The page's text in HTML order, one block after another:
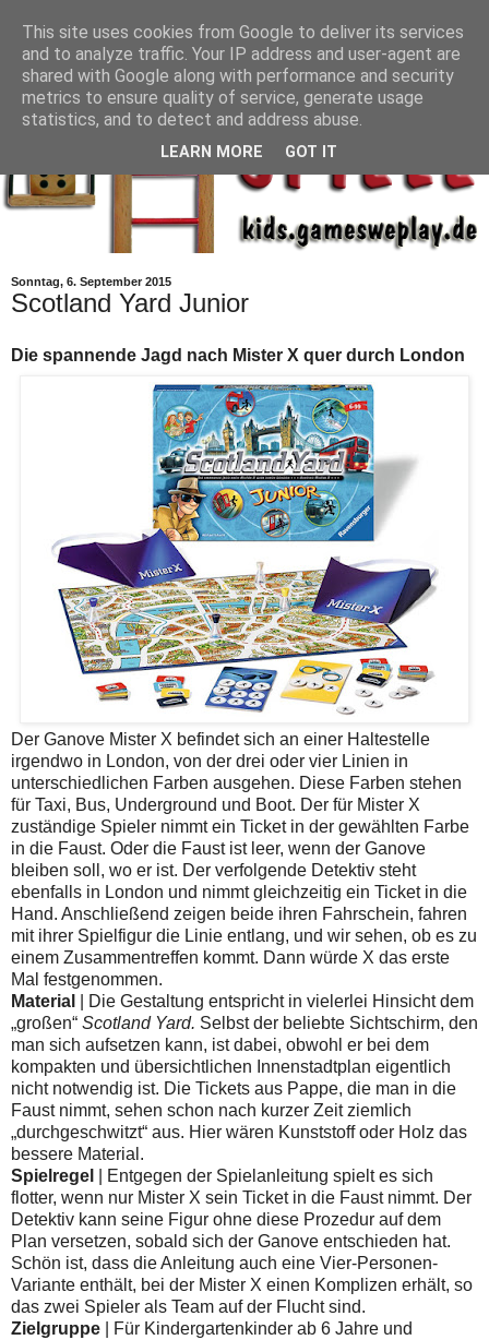
Sonntag, 6. September 2015
Scotland Yard Junior
Die spannende Jagd nach Mister X quer durch London
Der Ganove Mister X befindet sich an einer Haltestelle
irgendwo in London, von der drei oder vier Linien in
unterschiedlichen Farben ausgehen. Diese Farben stehen
für Taxi, Bus, Underground und Boot. Der für Mister X
zuständige Spieler nimmt ein Ticket in der gewählten Farbe
in die Faust. Oder die Faust ist leer, wenn der Ganove
bleiben soll, wo er ist. Der verfolgende Detektiv steht
ebenfalls in London und nimmt gleichzeitig ein Ticket in die
Hand. Anschließend zeigen beide ihren Fahrschein, fahren
mit ihrer Spielfigur die Linie entlang, und wir sehen, ob es zu
einem Zusammentreffen kommt. Dann würde X das erste
Mal festgenommen.
Material
| Die Gestaltung entspricht in vielerlei Hinsicht dem
„großen“ Scotland Yard. Selbst der beliebte Sichtschirm, den
man sich aufsetzen kann, ist dabei, obwohl er bei dem
kompakten und übersichtlichen Innenstadtplan eigentlich
nicht notwendig ist. Die Tickets aus Pappe, die man in die
Faust nimmt, sehen schon nach kurzer Zeit ziemlich
„durchgeschwitzt“ aus. Hier wären Kunststoff oder Holz das
bessere Material.
Spielregel
| Entgegen der Spielanleitung spielt es sich
flotter, wenn nur Mister X sein Ticket in die Faust nimmt. Der
Detektiv kann seine Figur ohne diese Prozedur auf dem
Plan versetzen, sobald sich der Ganove entschieden hat.
Schön ist, dass die Anleitung auch eine Vier-Personen-
Variante enthält, bei der Mister X einen Komplizen erhält, so
das zwei Spieler als Team auf der Flucht sind.
Zielgruppe | Für Kindergartenkinder ab 6 Jahre und
This site uses cookies from Google to deliver its services
and to analyze traffic. Your IP address and user-agent are
shared with Google along with performance and security
metrics to ensure quality of service, generate usage
statistics, and to detect and address abuse.
LEARN MORE GOT IT